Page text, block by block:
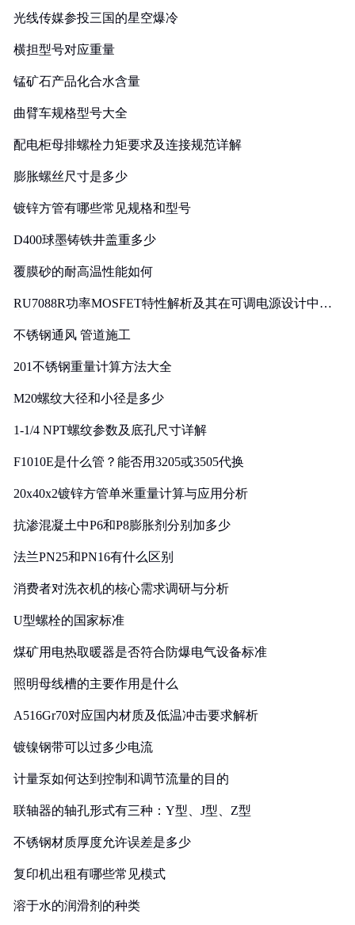
光线传媒参投三国的星空爆冷
横担型号对应重量
锰矿石产品化合水含量
曲臂车规格型号大全
配电柜母排螺栓力矩要求及连接规范详解
膨胀螺丝尺寸是多少
镀锌方管有哪些常见规格和型号
D400球墨铸铁井盖重多少
覆膜砂的耐高温性能如何
RU7088R功率MOSFET特性解析及其在可调电源设计中的
不锈钢通风 管道施工
201不锈钢重量计算方法大全
M20螺纹大径和小径是多少
1-1/4 NPT螺纹参数及底孔尺寸详解
F1010E是什么管？能否用3205或3505代换
20x40x2镀锌方管单米重量计算与应用分析
抗渗混凝土中P6和P8膨胀剂分别加多少
法兰PN25和PN16有什么区别
消费者对洗衣机的核心需求调研与分析
U型螺栓的国家标准
煤矿用电热取暖器是否符合防爆电气设备标准
照明母线槽的主要作用是什么
A516Gr70对应国内材质及低温冲击要求解析
镀镍钢带可以过多少电流
计量泵如何达到控制和调节流量的目的
联轴器的轴孔形式有三种：Y型、J型、Z型
不锈钢材质厚度允许误差是多少
复印机出租有哪些常见模式
溶于水的润滑剂的种类